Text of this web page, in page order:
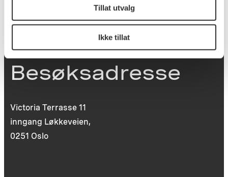
Tillat utvalg
Ikke tillat
22 99 11 99
Besøksadresse
Victoria Terrasse 11
inngang Løkkeveien,
0251 Oslo